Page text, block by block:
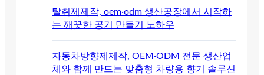
탈취제제작, oem·odm 생산공장에서 시작하
는 깨끗한 공기 만들기 노하우
자동차방향제제작, OEM·ODM 전문 생산업
체와 함께 만드는 맞춤형 차량용 향기 솔루션